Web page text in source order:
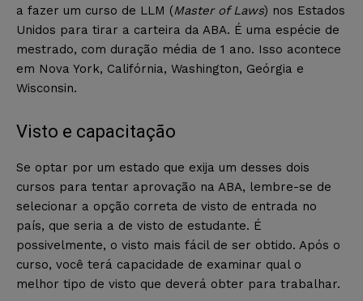
a fazer um curso de LLM (Master of Laws) nos Estados
Unidos para tirar a carteira da ABA. É uma espécie de
mestrado, com duração média de 1 ano. Isso acontece
em Nova York, Califórnia, Washington, Geórgia e
Wisconsin.
Visto e capacitação
Se optar por um estado que exija um desses dois
cursos para tentar aprovação na ABA, lembre-se de
selecionar a opção correta de visto de entrada no
país, que seria a de visto de estudante. É
possivelmente, o visto mais fácil de ser obtido. Após o
curso, você terá capacidade de examinar qual o
melhor tipo de visto que deverá obter para trabalhar.